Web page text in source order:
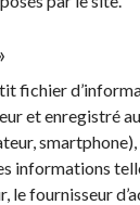
fichier
et enregistré
informations
le fournisseur